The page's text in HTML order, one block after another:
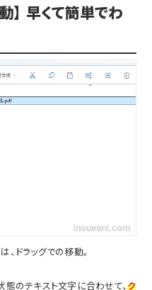
】 早くて簡単でわ
ドラッグでの移動。
態のテキスト文字に合わせて、ク